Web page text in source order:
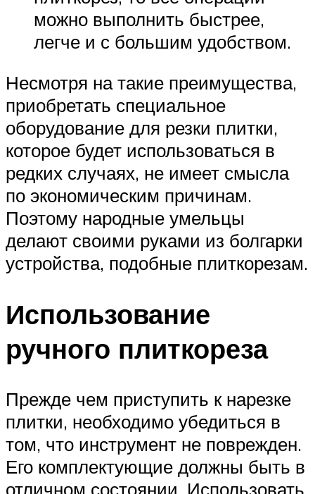
можно выполнить быстрее,
легче и с большим удобством.
Несмотря на такие преимущества,
приобретать специальное
оборудование для резки плитки,
которое будет использоваться в
редких случаях, не имеет смысла
по экономическим причинам.
Поэтому народные умельцы
делают своими руками из болгарки
устройства, подобные плиткорезам.
Использование
ручного плиткореза
Прежде чем приступить к нарезке
плитки, необходимо убедиться в
том, что инструмент не поврежден.
Его комплектующие должны быть в
отличном состоянии. Использовать